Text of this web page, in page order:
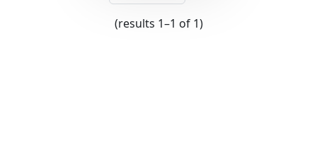
(results 1–1 of 1)